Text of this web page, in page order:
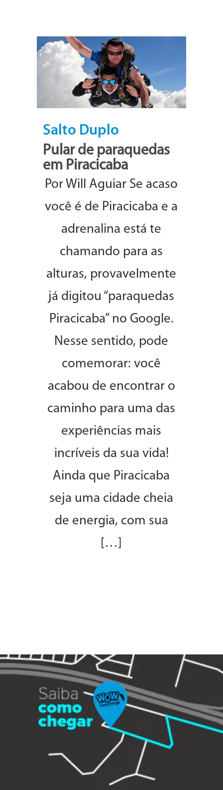
Salto Duplo
Pular de paraquedas
em Piracicaba
Por Will Aguiar Se acaso
você é de Piracicaba e a
adrenalina está te
chamando para as
alturas, provavelmente
já digitou “paraquedas
Piracicaba” no Google.
Nesse sentido, pode
comemorar: você
acabou de encontrar o
caminho para uma das
experiências mais
incríveis da sua vida!
Ainda que Piracicaba
seja uma cidade cheia
de energia, com sua
[…]